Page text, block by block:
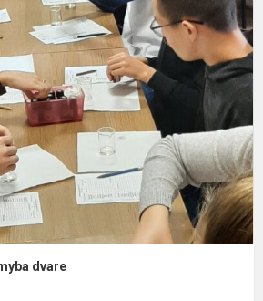
dvare